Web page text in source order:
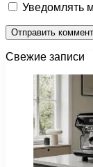
Уведомлять
Свежие записи